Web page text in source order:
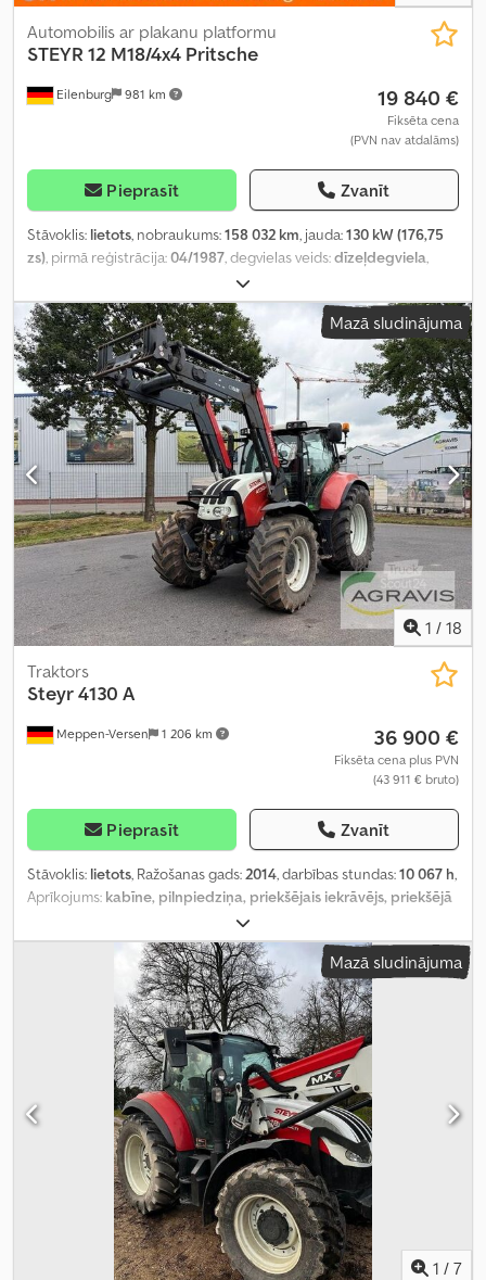
Eilenburg 981 km
Automobilis ar plakanu platformu
STEYR 12 M18/4x4 Pritsche
19 840 €
Fiksēta cena
(PVN nav atdalāms)
Pieprasīt Zvanīt
Stāvoklis: lietots, nobraukums:158 032 km, jauda:130 kW (176,75
zs), pirmā reģistrācija:04/1987, degvielas veids:dīzeļdegviela,
, asu konfigurācija:
pārnesuma veids:mehānisks, Aprīkojums:pilnpiedziņa,
Mazā sludinājuma
1 / 18
Meppen-Versen 1 206 km
Traktors
Steyr4130 A
36 900 €
Fiksēta cena plus PVN
(43 911 € bruto)
Pieprasīt Zvanīt
Stāvoklis: lietots, Ražošanas gads:2014, darbības stundas:10 067 h,
Aprīkojums: kabīne, pilnpiedziņa, priekšējais iekrāvējs, priekšējā
Mazā sludinājuma
1 / 7